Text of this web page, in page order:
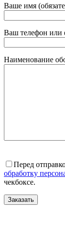
Ваше имя
Ваш телефон или
Наименование
Перед
обработку
чекбоксе.